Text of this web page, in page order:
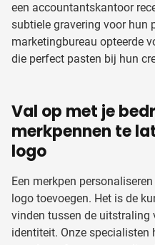
een accountantskantoor
subtiele gravering voor hun
marketingbureau opteerde
die perfect pasten bij hun
Val op met je
merkpennen te
logo
Een merkpen
logo toevoegen. Het is de
vinden tussen de uitstraling
identiteit. Onze specialisten